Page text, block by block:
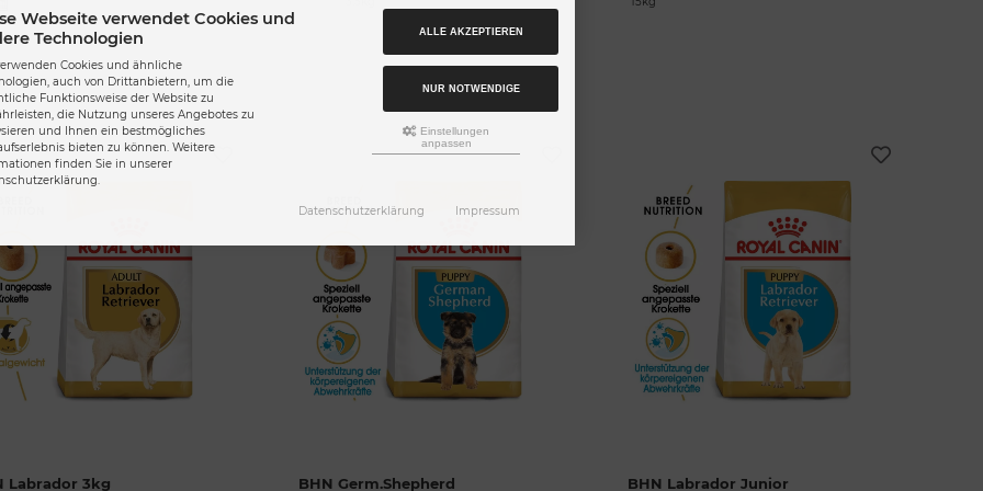
Labrador 3kg BHN Germ.Shepherd BHN Labrador Junior
Webseite verwendet Cookies und
Technologien
Cookies und ähnliche
auch von Drittanbietern, um die
Funktionsweise der Website zu
die Nutzung unseres Angebotes zu
und Ihnen ein bestmögliches
bieten zu können. Weitere
finden Sie in unserer
ALLE AKZEPTIEREN
NUR NOTWENDIGE
Einstellungen
anpassen
Datenschutzerklärung Impressum